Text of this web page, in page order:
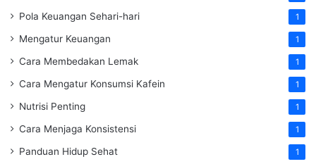
Pola Keuangan Sehari-hari 1
Mengatur Keuangan 1
Cara Membedakan Lemak 1
Cara Mengatur Konsumsi Kafein 1
Nutrisi Penting 1
Cara Menjaga Konsistensi 1
Panduan Hidup Sehat 1